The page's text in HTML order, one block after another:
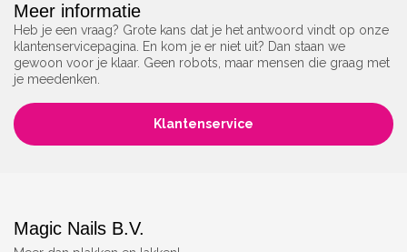
Meer informatie
Heb je een vraag? Grote kans dat je het antwoord vindt op onze
klantenservicepagina. En kom je er niet uit? Dan staan we
gewoon voor je klaar. Geen robots, maar mensen die graag met
je meedenken.
Klantenservice
Magic Nails B.V.